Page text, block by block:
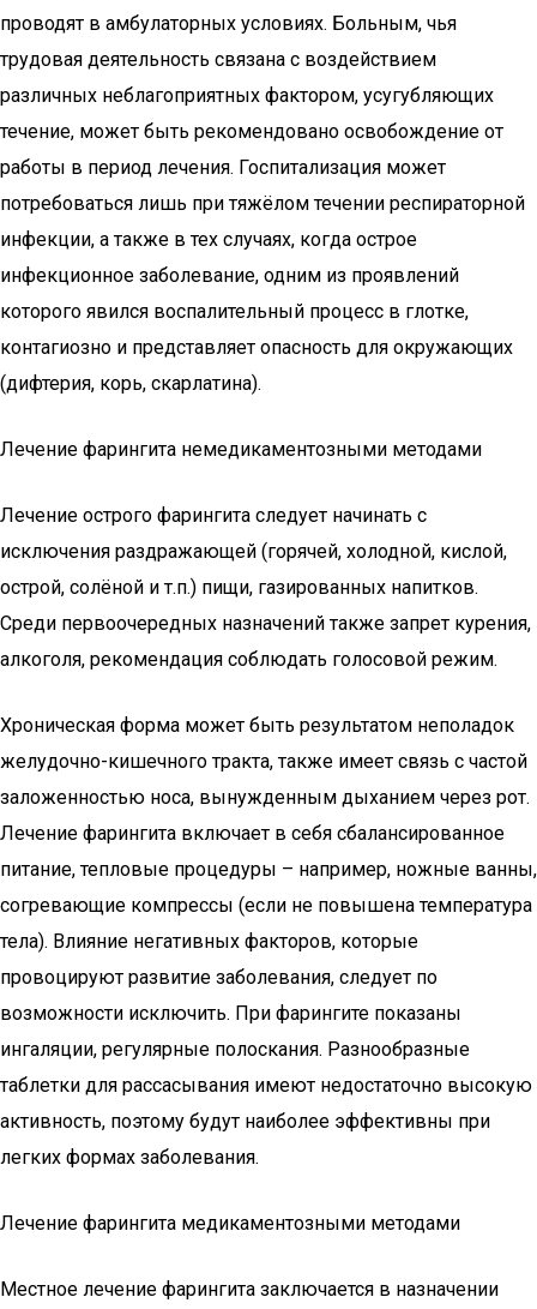
проводят в амбулаторных условиях. Больным, чья
трудовая деятельность связана с воздействием
различных неблагоприятных фактором, усугубляющих
течение, может быть рекомендовано освобождение от
работы в период лечения. Госпитализация может
потребоваться лишь при тяжёлом течении респираторной
инфекции, а также в тех случаях, когда острое
инфекционное заболевание, одним из проявлений
которого явился воспалительный процесс в глотке,
контагиозно и представляет опасность для окружающих
(дифтерия, корь, скарлатина).
Лечение фарингита немедикаментозными методами
Лечение острого фарингита следует начинать с
исключения раздражающей (горячей, холодной, кислой,
острой, солёной и т.п.) пищи, газированных напитков.
Среди первоочередных назначений также запрет курения,
алкоголя, рекомендация соблюдать голосовой режим.
Хроническая форма может быть результатом неполадок
желудочно-кишечного тракта, также имеет связь с частой
заложенностью носа, вынужденным дыханием через рот.
Лечение фарингита включает в себя сбалансированное
питание, тепловые процедуры – например, ножные ванны,
согревающие компрессы (если не повышена температура
тела). Влияние негативных факторов, которые
провоцируют развитие заболевания, следует по
возможности исключить. При фарингите показаны
ингаляции, регулярные полоскания. Разнообразные
таблетки для рассасывания имеют недостаточно высокую
активность, поэтому будут наиболее эффективны при
легких формах заболевания.
Лечение фарингита медикаментозными методами
Местное лечение фарингита заключается в назначении